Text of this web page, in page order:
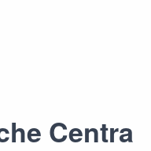
Centra